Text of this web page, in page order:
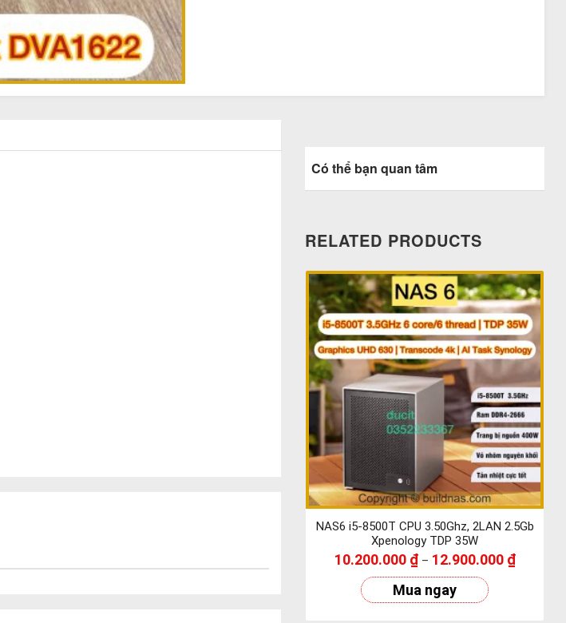
Có thể bạn quan tâm
RELATED PRODUCTS
NAS6 i5-8500T CPU 3.50Ghz, 2LAN 2.5Gb
Xpenology TDP 35W
10.200.000 ₫ – 12.900.000 ₫
Mua ngay